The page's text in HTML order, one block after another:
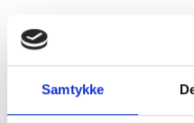
Samtykke
På baggrund af
udvælges fire
del, som omfatter
samvirkernes rolle og
kommuner.